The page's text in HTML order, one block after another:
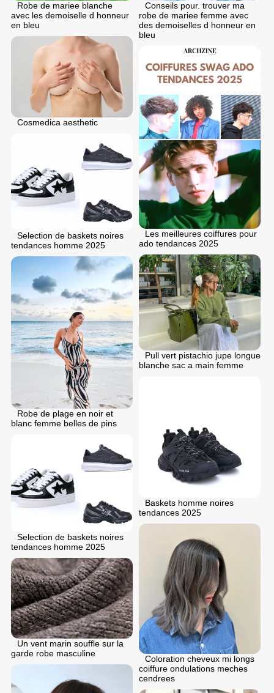
Robe de mariee blanche
avec les demoiselle d honneur
en bleu
Conseils pour. trouver ma
robe de mariee femme avec
des demoiselles d honneur en
bleu
Cosmedica aesthetic
Les meilleures coiffures pour
ado tendances 2025
Selection de baskets noires
tendances homme 2025
Pull vert pistachio jupe longue
blanche sac a main femme
Robe de plage en noir et
blanc femme belles de pins
Baskets homme noires
tendances 2025
Selection de baskets noires
tendances homme 2025
Coloration cheveux mi longs
coiffure ondulations meches
cendrees
Un vent marin souffle sur la
garde robe masculine